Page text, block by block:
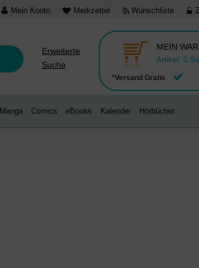
Mein Konto Merkzettel Wunschliste
Erweiterte
Suche
*Versand Gratis
MEIN
Artikel: 0
Manga Comics eBooks Kalender Hörbücher